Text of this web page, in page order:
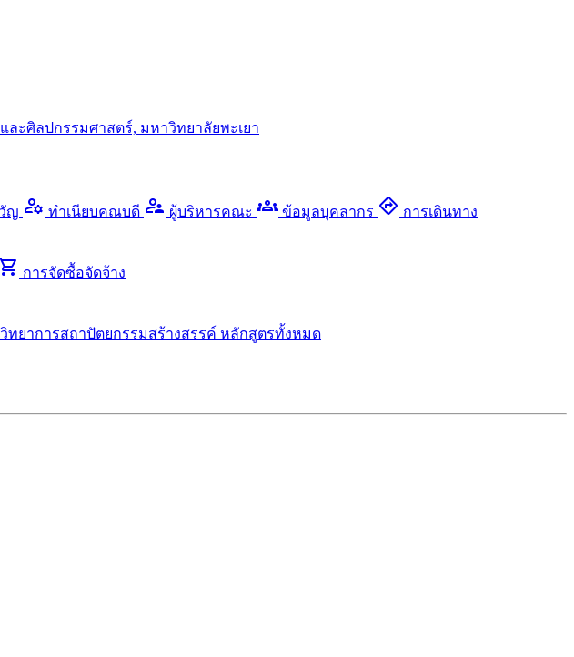
ะศิลปกรรมศาสตร์, มหาวิทยาลัยพะเยา
ญ manage_accounts ทำเนียบคณบดี supervisor_account ผู้บริหารคณะ groups ข้อมูลบุคลากร directions การเดินทาง
การจัดซื้อจัดจ้าง
ทยาการสถาปัตยกรรมสร้างสรรค์ หลักสูตรทั้งหมด